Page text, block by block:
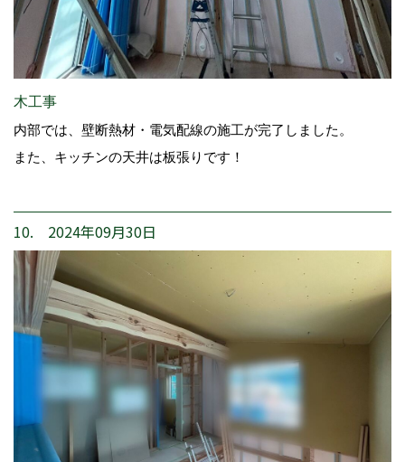
木工事
内部では、壁断熱材・電気配線の施工が完了しました。
また、キッチンの天井は板張りです！
10. 2024年09月30日